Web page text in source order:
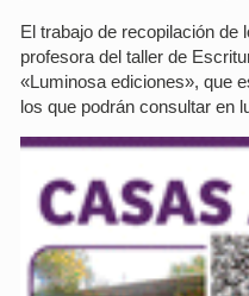
El trabajo de recopilación
profesora del taller de
«Luminosa ediciones», que
los que podrán consultar en